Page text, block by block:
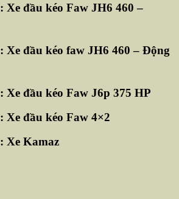
: Xe đầu kéo Faw JH6 460 –
: Xe đầu kéo faw JH6 460 – Động
: Xe đầu kéo Faw J6p 375 HP
: Xe đầu kéo Faw 4×2
: Xe Kamaz